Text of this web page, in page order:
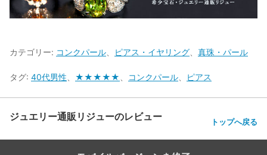
カテゴリー: コンクパール ピアス・イヤリング 真珠・パール
タグ: 40代男性 ★★★★★ コンクパール ピアス
ジュエリー通販リジューのレビュー トップへ戻る